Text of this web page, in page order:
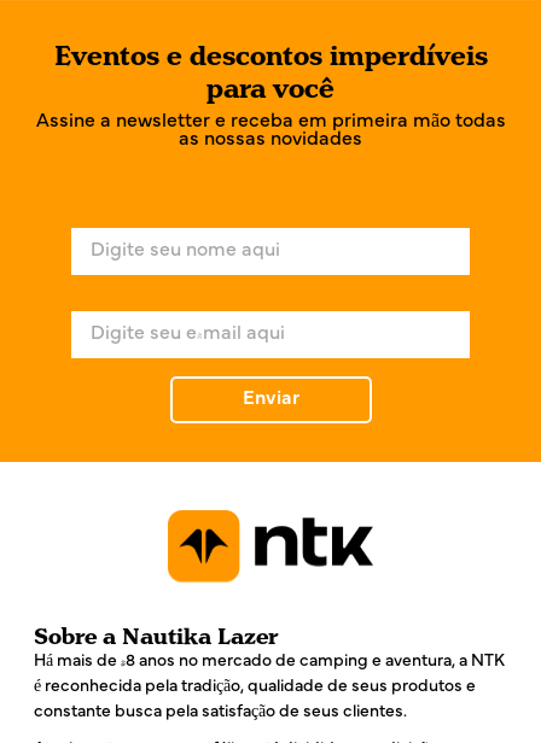
Eventos e descontos imperdíveis
para você
Assine a newsletter e receba em primeira mão todas
as nossas novidades
e
*
Enviar
Sobre a Nautika Lazer
Há mais de 48 anos no mercado de camping e aventura, a NTK
é reconhecida pela tradição, qualidade de seus produtos e
constante busca pela satisfação de seus clientes.